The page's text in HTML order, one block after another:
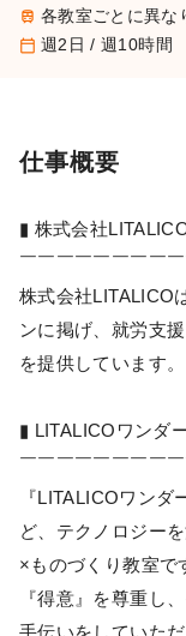
train 各教室ごとに異な
calendar_today 週2日 / 週10時間
仕事概要
▮ 株式会社
￣￣￣￣￣￣￣￣
株式会社LITALICO
ンに掲げ、就労支
を提供しています。
▮ LITALICOワンダ
￣￣￣￣￣￣￣￣
『LITALICOワン
ど、テクノロジー
×ものづくり教室で
『得意』を尊重し
手伝いをしていただ